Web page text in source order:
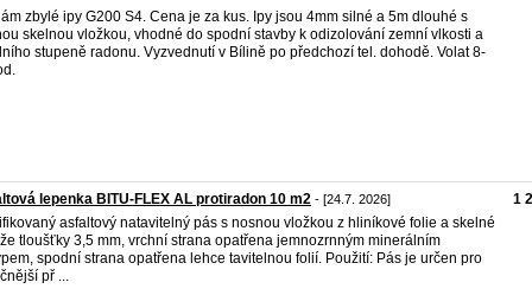
zbylé ipy G200 S4. Cena je za kus. Ipy jsou 4mm silné a 5m dlouhé s
skelnou vložkou, vhodné do spodní stavby k odizolování zemní vlkosti a
stupeně radonu. Vyzvednutí v Bílině po předchozí tel. dohodě. Volat 8-
lepenka BITU-FLEX AL protiradon 10 m2 - [24.7. 2026]
asfaltový natavitelný pás s nosnou vložkou z hliníkové folie a skelné
tloušťky 3,5 mm, vrchní strana opatřena jemnozrnným minerálním
spodní strana opatřena lehce tavitelnou folií. Použití: Pás je určen pro
př ...
1